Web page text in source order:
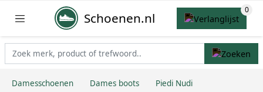
Schoenen.nl
Damesschoenen Dames boots Piedi Nudi